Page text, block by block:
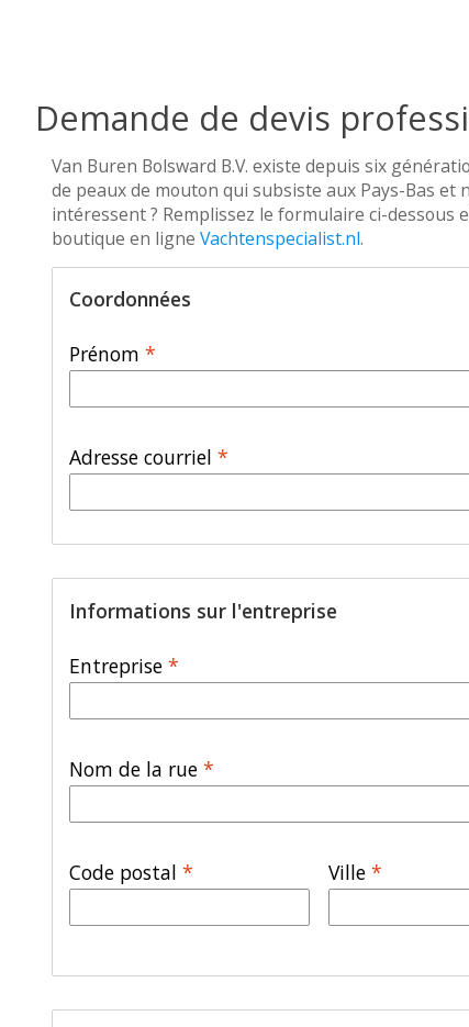
Demande de devis
Van Buren Bolsward B.V. existe depuis six
de peaux de mouton qui subsiste aux Pays-Bas
intéressent ? Remplissez le formulaire ci-
boutique en ligne Vachtenspecialist.nl.
Coordonnées
Prénom *
Adresse courriel *
Informations sur l'entreprise
Entreprise *
Nom de la rue *
Code postal * Ville*